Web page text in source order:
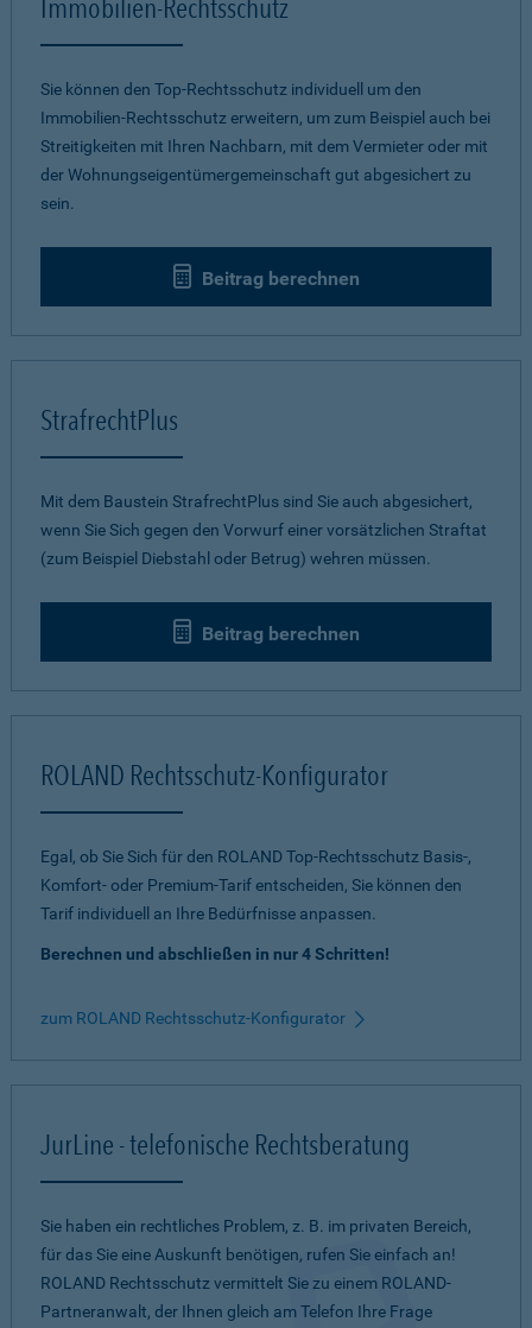
Immobilien-Rechtsschutz
Sie können den Top-Rechtsschutz individuell um den
Immobilien-Rechtsschutz erweitern, um zum Beispiel auch bei
Streitigkeiten mit Ihren Nachbarn, mit dem Vermieter oder mit
der Wohnungseigentümergemeinschaft gut abgesichert zu
sein.
Beitrag berechnen
StrafrechtPlus
Mit dem Baustein StrafrechtPlus sind Sie auch abgesichert,
wenn Sie Sich gegen den Vorwurf einer vorsätzlichen Straftat
(zum Beispiel Diebstahl oder Betrug) wehren müssen.
Beitrag berechnen
ROLAND Rechtsschutz-Konfigurator
Egal, ob Sie Sich für den ROLAND Top-Rechtsschutz Basis-,
Komfort- oder Premium-Tarif entscheiden, Sie können den
Tarif individuell an Ihre Bedürfnisse anpassen.
Berechnen und abschließen in nur 4 Schritten!
zum ROLAND Rechtsschutz-Konfigurator
JurLine - telefonische Rechtsberatung
Sie haben ein rechtliches Problem, z. B. im privaten Bereich,
für das Sie eine Auskunft benötigen, rufen Sie einfach an!
ROLAND Rechtsschutz vermittelt Sie zu einem ROLAND-
Partneranwalt, der Ihnen gleich am Telefon Ihre Frage